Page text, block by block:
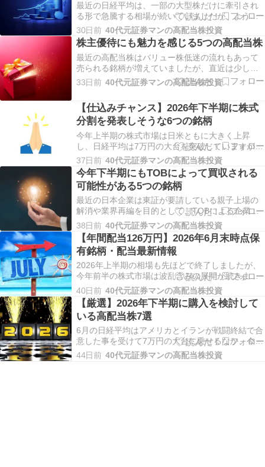
同期と比較…
最近の日経平均は、一部の大型株だけに牽引され
る形で急騰する相場が続いていましたが、ようや
く先週位からは今まで低迷していたバリュー株に
も上昇に転じる銘柄が増えており、雰囲気が変わ
ってきている印象です。もちろん、このままバリ
ュー株主導の相場に切り替わるのか、再びAI・半
導体株に勢い…
30日前 40代元証券マンの高配当株投資
株主優待にも魅力を感じる5つの高配当株
最近の高配当株はバリュー株低迷の流れもあって
売られる銘柄が増えていましたが、直近は少し雰
囲気も変わってきているなか、何だかんだ数年前
と比較すれば依然大きく上昇している銘柄はたく
持している投資家も多いかと思います。また、高
配当株には株主…
33日前 40代元証券マンの高配当株投資
【仕込みチャンス】2026年下半期に株式
分割を発表しそうな6つの銘柄
今年上半期の株式市場は日米ともに大きく上昇
し、日経平均は7万円の大台を突破していますが、
上昇しているのは一部の大型株が中心で、バリュ
ー株を中心とした高配当株は蚊帳の外に置かれて
いました。従って、個人的にもそうですが、全体
の指数は急騰するなか、保有銘柄の株価は低迷が
続き、資産は減…
37日前 40代元証券マンの高配当株投資
今年下半期にもTOBによって買収される
可能性がある5つの銘柄
最近の日本企業は東証が要請している親子上場の
解消や業界再編を目的として、TOBによる企業買
収が行われる事も増えていますが、一般的にTOB
が行われた場合は現在の株価に対して一定のプレ
ミアムが付きますので、株価が急騰する要因とな
ります。実際、TOBが発表された後の株価はTOB
価格の…
38日前 40代元証券マンの高配当株投資
【年間配当126万円】2026年6月末時点保
有銘柄・配当最新情報
2026年上半期の相場も先ほどで終了しましたが、
今年前半の株式市場は波乱含みの展開が続きまし
たので、例年以上に早く感じる部分もあったかと
思います。実際、今月も日経平均は急騰が続き、
あっさり7万円の大台をクリアするなか、月末にか
けては反動で急落する場面もありましたが、依然
相場の主…
40日前 40代元証券マンの高配当株投資
【厳選】2026年下半期に購入を検討して
いる高配当株7選
6月の日経平均はアメリカとイランが戦闘終結で合
意した事を受けて7万円の大台に乗せるなか、今週
は反動で急落する場面もあるなど乱高下が激しい
ですが、相変わらず相場の主役は一部の大型株が
44日前 40代元証券マンの高配当株投資